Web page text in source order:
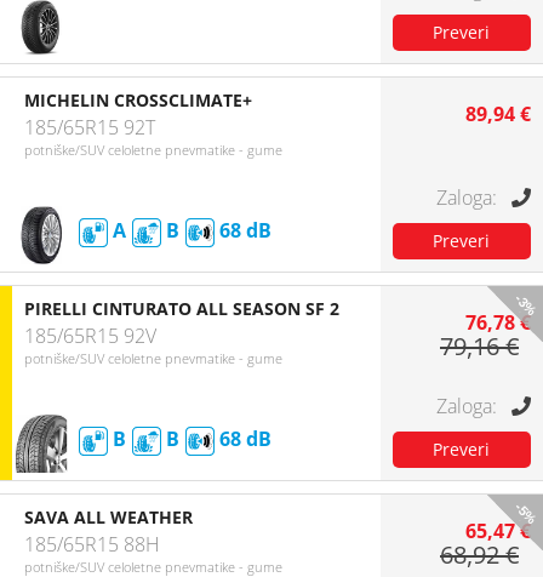
MICHELIN CROSSCLIMATE+
185/65R15 92T
potniške/SUV celoletne pnevmatike - gume
A B 68
89,94 €
-3%
PIRELLI CINTURATO ALL SEASON SF 2
185/65R15 92V
potniške/SUV celoletne pnevmatike - gume
B B 68
76,78 €
79,16 €
-5%
SAVA ALL WEATHER
185/65R15 88H
potniške/SUV celoletne pnevmatike - gume
65,47 €
68,92 €